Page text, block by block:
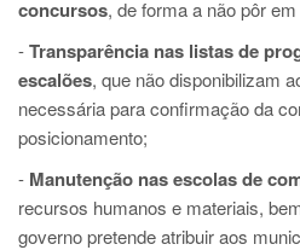
concursos, de forma a não pôr
-Transparência nas listas de
escalões, que não disponibilizam
necessária para confirmação da
posicionamento;
- Manutenção nas escolas de
recursos humanos e materiais,
governo pretende atribuir aos